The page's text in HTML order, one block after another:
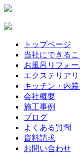
トップページ
当社にできるこ
お風呂リフォー
エクステリア
キッチン・内
会社概要
施工事例
ブログ
よくある質問
資料請求
お問い合わせ